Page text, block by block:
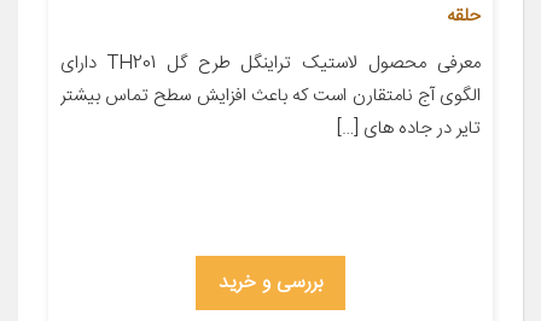
حلقه
معرفی محصول لاستیک تراینگل طرح گل TH201 دارای
الگوی آج نامتقارن است که باعث افزایش سطح تماس بیشتر
تایر در جاده های […]
بررسی و خرید